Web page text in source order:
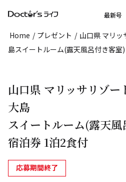
最新号
Home / プレゼント / 山口県 マリ
島スイートルーム(露天風呂付き客室
山口県 マリッサリゾ
大島
スイートルーム(露天
宿泊券 1泊2食付
応募期間終了